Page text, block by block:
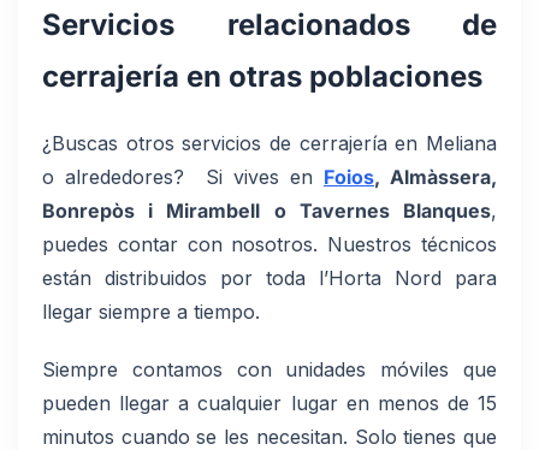
Servicios relacionados de
cerrajería en otras poblaciones
¿Buscas otros servicios de cerrajería en Meliana
o alrededores? Si vives en Foios, Almàssera,
Bonrepòs i Mirambell o Tavernes Blanques,
puedes contar con nosotros. Nuestros técnicos
están distribuidos por toda l’Horta Nord para
llegar siempre a tiempo.
Siempre contamos con unidades móviles que
pueden llegar a cualquier lugar en menos de 15
minutos cuando se les necesitan. Solo tienes que